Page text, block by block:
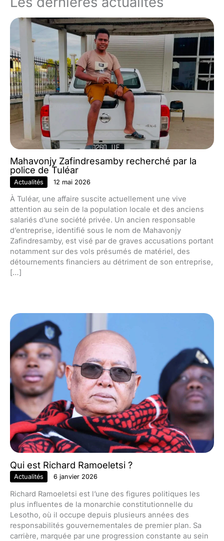
Mahavonjy Zafindresamby recherché par la
police de Tuléar
Actualités 12 mai 2026
À Tuléar, une affaire suscite actuellement une vive
attention au sein de la population locale et des anciens
salariés d’une société privée. Un ancien responsable
d’entreprise, identifié sous le nom de Mahavonjy
Zafindresamby, est visé par de graves accusations portant
notamment sur des vols présumés de matériel, des
détournements financiers au détriment de son entreprise,
[…]
Qui est Richard Ramoeletsi ?
Actualités 6 janvier 2026
Richard Ramoeletsi est l’une des figures politiques les
plus influentes de la monarchie constitutionnelle du
Lesotho, où il occupe depuis plusieurs années des
responsabilités gouvernementales de premier plan. Sa
carrière, marquée par une progression constante au sein